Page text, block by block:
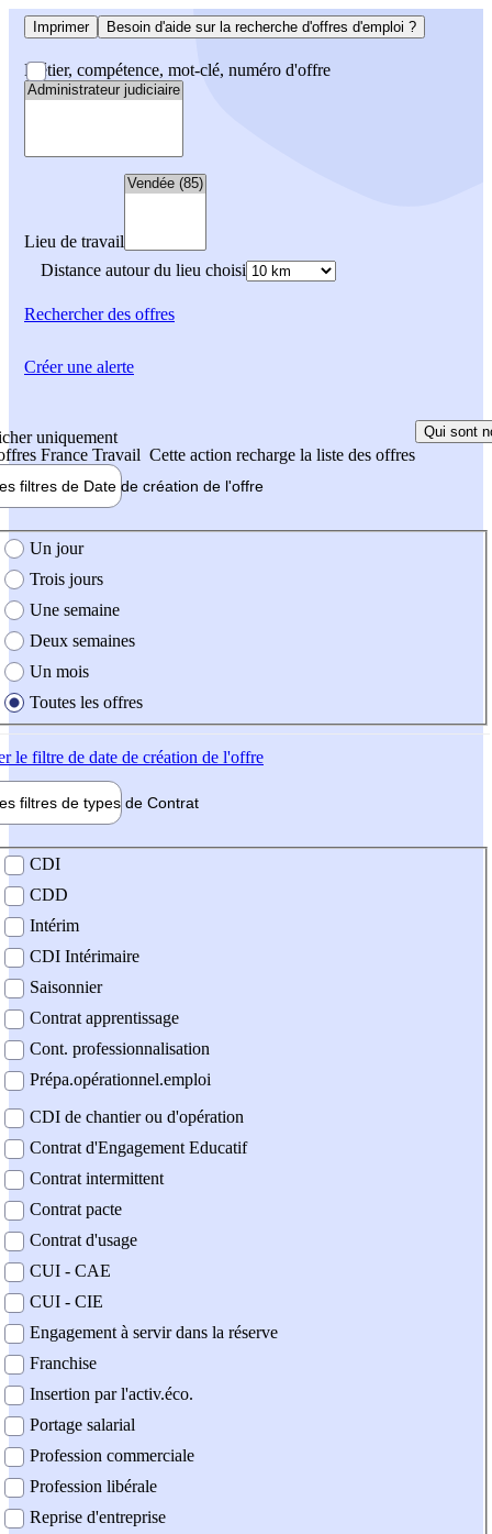
Imprimer Besoin d'aide sur la recherche d'offres d'emploi ?
Métier, compétence, mot-clé, numéro d'offre
Lieu de travail
Distance autour du lieu choisi
Rechercherdes offres
uniquement
France Travail Cette action recharge la liste des offres
Qui sont
filtres de Date de création de l'offre
création de l'offre
Un jour
Trois jours
Une semaine
Deux semaines
Un mois
Toutes les offres
le filtre de date de création de l'offre
filtres de types de Contrat
contrat
CDI
CDD
Intérim
CDI Intérimaire
Saisonnier
Contrat apprentissage
Cont. professionnalisation
Prépa.opérationnel.emploi
CDI de chantier ou d'opération
Contrat d'Engagement Educatif
Contrat intermittent
Contrat pacte
Contrat d'usage
CUI - CAE
CUI - CIE
Engagement à servir dans la réserve
Franchise
Insertion par l'activ.éco.
Portage salarial
Profession commerciale
Profession libérale
Reprise d'entreprise
Créer une alerte